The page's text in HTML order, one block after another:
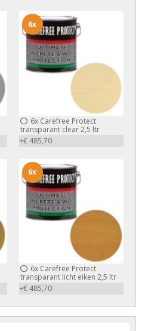
6xCarefree Protect
transparant clear 2,5 ltr
+€ 485,70
6x
6xCarefree Protect
transparant licht eiken 2,5 ltr
+€ 485,70
6x